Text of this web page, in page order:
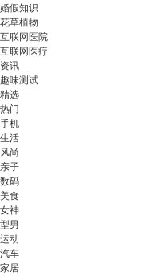
婚假知识
花草植物
互联网医院
互联网医疗
资讯
趣味测试
精选
热门
手机
生活
风尚
亲子
数码
美食
女神
型男
运动
汽车
家居